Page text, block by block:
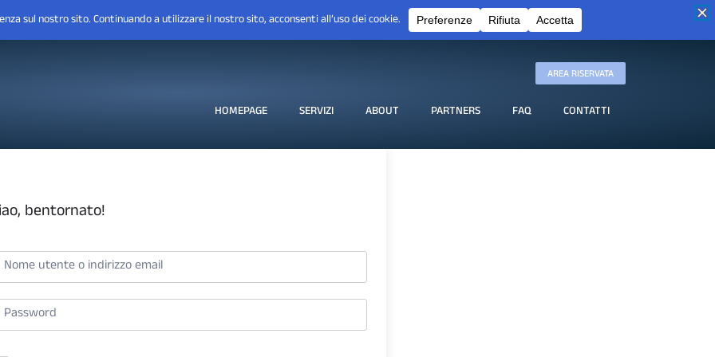
AREA RISERVATA
HOMEPAGE SERVIZI ABOUT PARTNERS FAQ CONTATTI
bentornato!